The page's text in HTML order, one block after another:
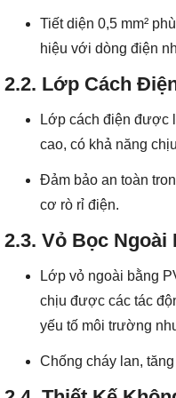
Tiết diện 0,5 mm²
hiệu với dòng điện
2.2. Lớp Cách
Lớp cách điện được
cao, có khả năng
Đảm bảo an toàn
cơ rò rỉ điện.
2.3. Vỏ Bọc Ngoài
Lớp vỏ ngoài bằng
chịu được các tác
yếu tố môi trường
Chống cháy lan,